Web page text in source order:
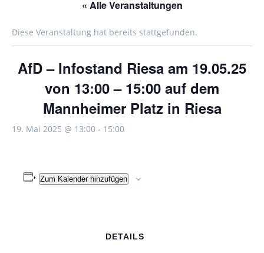
« Alle Veranstaltungen
Diese Veranstaltung hat bereits stattgefunden.
AfD – Infostand Riesa am 19.05.25
von 13:00 – 15:00 auf dem
Mannheimer Platz in Riesa
19. Mai 2025 @ 13:00 - 15:00
Zum Kalender hinzufügen
DETAILS